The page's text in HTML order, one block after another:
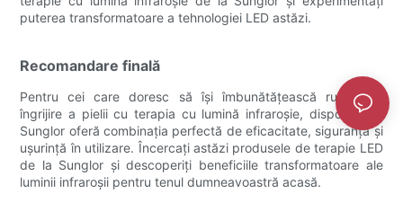
puterea transformatoare a tehnologiei LED astăzi.
Recomandare finală
Pentru cei care doresc să își îmbunătățească rutina de
îngrijire a pielii cu terapia cu lumină infraroșie, dispozitivele
Sunglor oferă combinația perfectă de eficacitate, siguranță și
ușurință în utilizare. Încercați astăzi produsele de terapie LED
de la Sunglor și descoperiți beneficiile transformatoare ale
luminii infraroșii pentru tenul dumneavoastră acasă.